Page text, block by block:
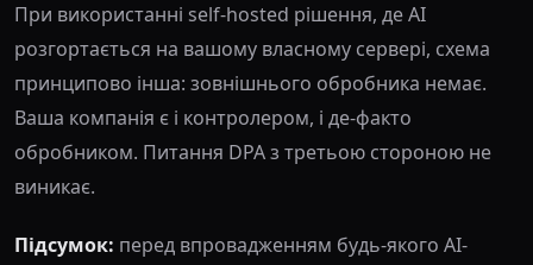
При використанні self-hosted рішення, де AI
розгортається на вашому власному сервері, схема
принципово інша: зовнішнього обробника немає.
Ваша компанія є і контролером, і де-факто
обробником. Питання DPA з третьою стороною не
виникає.
Підсумок: перед впровадженням будь-якого AI-